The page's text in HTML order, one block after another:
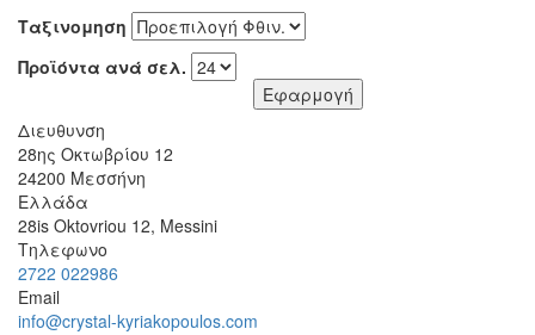
Ταξινομηση
Προϊόντα ανά σελ.
Διευθυνση
28ης Οκτωβρίου 12
24200 Μεσσήνη
Ελλάδα
28is Oktovriou 12, Messini
Τηλεφωνο
2722 022986
Email
info@crystal-kyriakopoulos.com